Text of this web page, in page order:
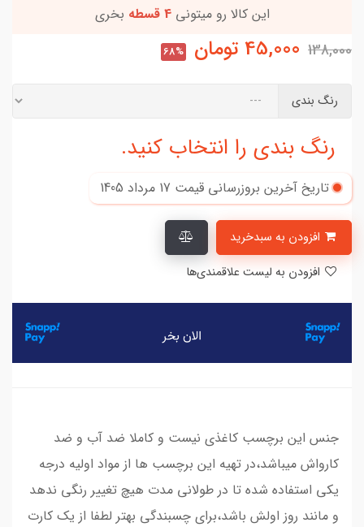
این کالا رو میتونی4 قسطه بخری
138,000
45,000 تومان 68%
رنگ بندی
رنگ بندی را انتخاب کنید.
تاریخ آخرین بروزرسانی قیمت 17 مرداد 1405
جنس این برچسب کاغذی نیست و کاملا ضد آب و ضد
کارواش میباشد،در تهیه این برچسب ها از مواد اولیه درجه
یکی استفاده شده تا در طولانی مدت هیچ تغییر رنگی ندهد
و مانند روز اولش باشد،برای چسبندگی بهتر لطفا از یک کارت